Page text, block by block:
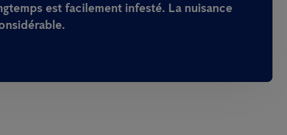
est facilement infesté. La nuisance